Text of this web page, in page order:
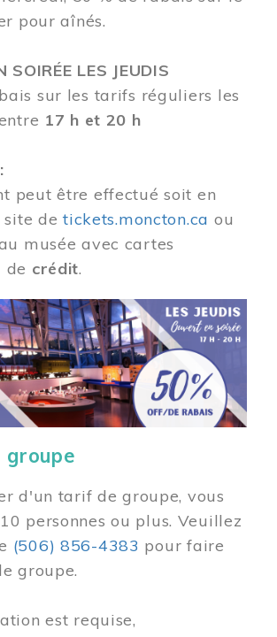
pour aînés.
SOIRÉE LES JEUDIS
sur les tarifs réguliers les
17 h et 20 h
peut être effectué soit en
site detickets.moncton.ca ou
musée avec cartes
de crédit.
d'un tarif de groupe, vous
personnes ou plus. Veuillez
(506) 856-4383 pour faire
groupe.
est requise,